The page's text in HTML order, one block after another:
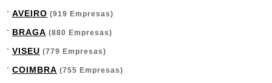
AVEIRO (919 Empresas)
BRAGA (880 Empresas)
VISEU (779 Empresas)
COIMBRA (755 Empresas)